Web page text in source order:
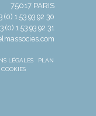
75017 PARIS
(0) 1 53 93 92 30
(0) 1 53 93 92 31
LÉGALES
PLAN
COOKIES